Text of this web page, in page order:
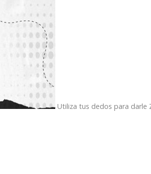
Utiliza tus dedos para darle